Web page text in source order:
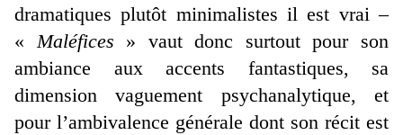
dramatiques plutôt minimalistes il est vrai –
«Maléfices » vaut donc surtout pour son
ambiance aux accents fantastiques, sa
dimension vaguement psychanalytique, et
pour l’ambivalence générale dont son récit est